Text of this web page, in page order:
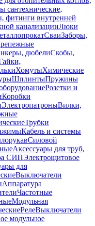
сантехнические,
фитинги внутренней
канализацииЛюки
СваиЗаборы,
дюбелиСкобы,
ХомутыХимические
ШплинтыПружины
Розетки и
Коробки
ЭлектропатроныВилки,
Трубки
Кабель и системы
Силовой
Аксессуары для труб,
СИПЭлектрощитовое
для
Выключатели
Аппаратура
Частотные
Модульная
РелеВыключатели
модульное